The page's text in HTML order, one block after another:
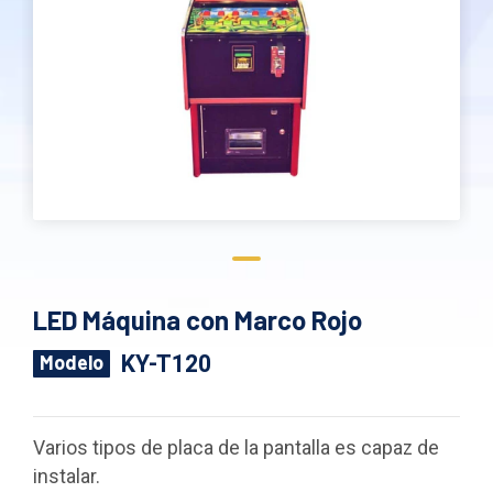
LED Máquina con Marco Rojo
Modelo KY-T120
Varios tipos de placa de la pantalla es capaz de
instalar.